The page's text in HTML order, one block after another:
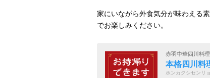
家にいながら外食気分が味わえる
でお楽しみください。
赤羽中華四川料
本格四川料
ホンカクシセンリ